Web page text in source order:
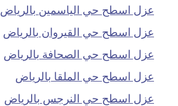
عزل اسطح حي الياسمين بالرياض
عزل اسطح حي القيروان بالرياض
عزل اسطح حي الصحافة بالرياض
عزل اسطح حي الملقا بالرياض
عزل اسطح حي النرجس بالرياض